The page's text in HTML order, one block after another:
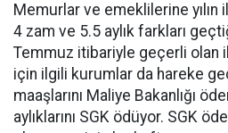
Memurlar ve emeklilerine yılın
4 zam ve 5.5 aylık farkları
Temmuz itibariyle geçerli olan
için ilgili kurumlar da hareke
maaşlarını Maliye Bakanlığı
aylıklarını SGK ödüyor. SGK